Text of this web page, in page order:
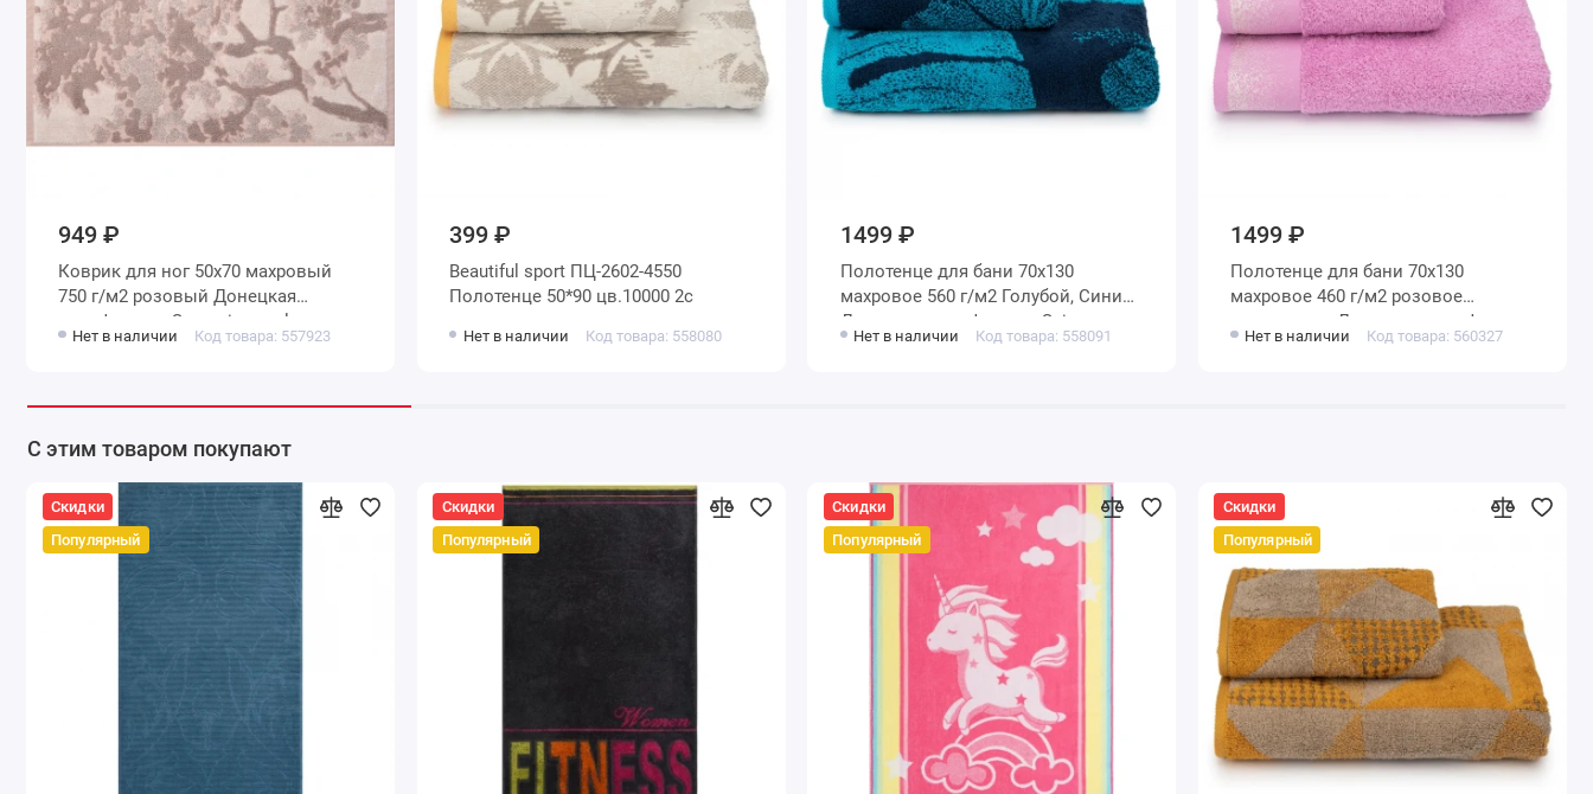
949 ₽
Коврик для ног 50х70 махровый
750 г/м2 розовый Донецкая
мануфактура Sogno invernale
Нет в наличии Код товара: 557923
399 ₽
Beautiful sport ПЦ-2602-4550
Полотенце 50*90 цв.10000 2с
Нет в наличии Код товара: 558080
1499 ₽
Полотенце для бани 70х130
махровое 560 г/м2 Голубой, Синий
Донецкая мануфактура Spine
Нет в наличии Код товара: 558091
1499 ₽
Полотенце для бани 70х130
махровое 460 г/м2 розовое
однотонное Донецкая мануфактура
Via Lattea
Нет в наличии Код товара: 560327
С этим товаром покупают
Скидки
Популярный
Скидки
Популярный
Скидки
Популярный
Скидки
Популярный